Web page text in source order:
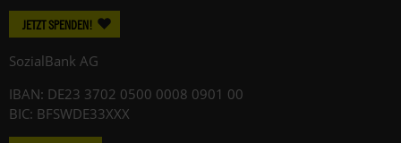
JETZT SPENDEN!
SozialBank AG
IBAN: DE23 3702 0500 0008 0901 00
BIC: BFSWDE33XXX